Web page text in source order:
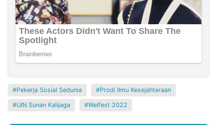
Pekerja Sosial Sedunia Prodi Ilmu Kesejahteraan
UIN Sunan Kalijaga Welfest 2022